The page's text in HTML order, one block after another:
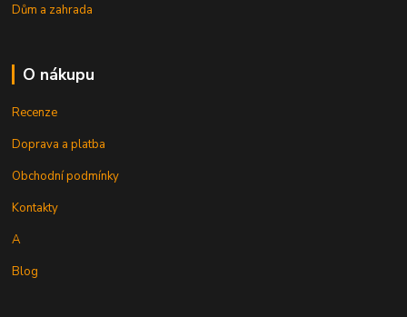
Dům a zahrada
O nákupu
Recenze
Doprava a platba
Obchodní podmínky
Kontakty
A
Blog